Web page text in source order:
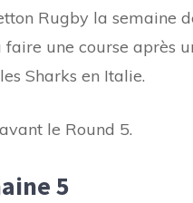
Rugby la semaine
une course après
Sharks en Italie.
le Round 5.
5